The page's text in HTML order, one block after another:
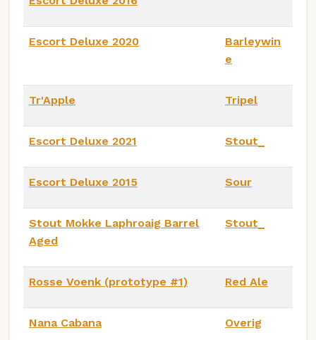
Escort Deluxe 2020
Barleywin
e
Tr'Apple Tripel
Escort Deluxe 2021 Stout_
Escort Deluxe 2015 Sour
Stout Mokke Laphroaig Barrel
Aged
Stout_
Rosse Voenk (prototype #1) Red Ale
Nana Cabana Overig